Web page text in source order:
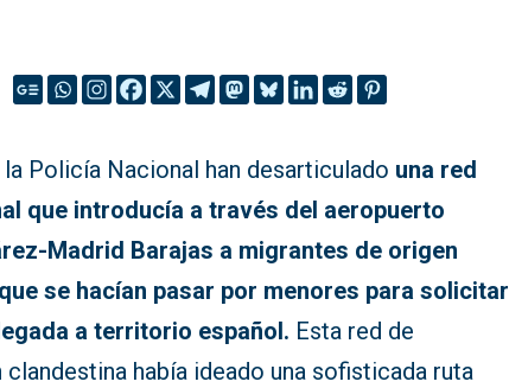
Policía Nacional han desarticulado una red
que introducía a través del aeropuerto
Madrid Barajas a migrantes de origen
se hacían pasar por menores para solicitar
a territorio español. Esta red de
clandestina había ideado una sofisticada ruta